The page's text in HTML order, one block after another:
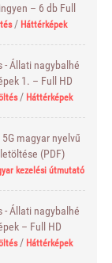
– 6 db Full
/ Háttérképek
- Állati nagybalhé
1. – Full HD
/ Háttérképek
magyar nyelvű
(PDF)
kezelési útmutató
- Állati nagybalhé
– Full HD
/ Háttérképek